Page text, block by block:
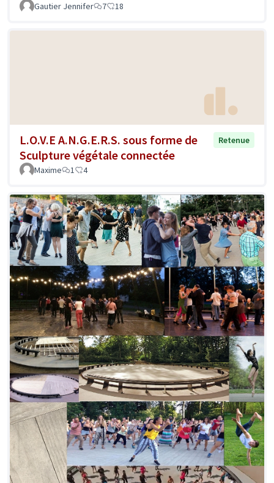
Gautier Jennifer 7 18
L.O.V.E A.N.G.E.R.S. sous forme de
Sculpture végétale connectée
Retenue
Maxime 1 4